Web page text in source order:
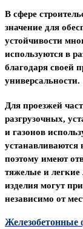
В сфере
значение для
устойчивости
используются в
благодаря своей
универсальности.
Для проезжей
разгрузочных,
и газонов
устанавливаются
поэтому имеют
тяжелые и
изделия могут
независимо от
Железобетонные